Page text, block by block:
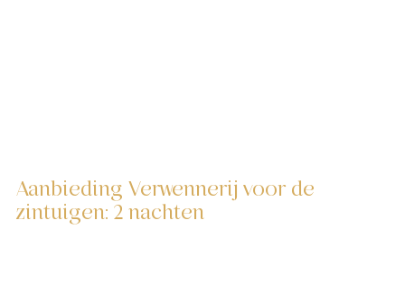
Aanbieding Verwennerij voor de
zintuigen: 2 nachten